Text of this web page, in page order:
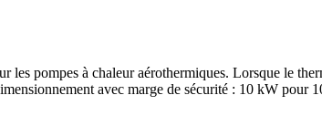
pompes à chaleur aérothermiques. Lorsque le
avec marge de sécurité : 10 kW pour